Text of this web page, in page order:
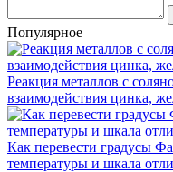
Популярное
Реакция металлов с
взаимодействия цинка,
Как перевести градусы
температуры и шкала